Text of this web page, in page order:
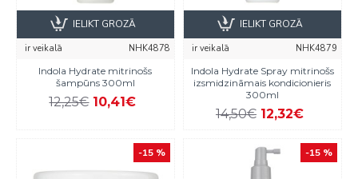
ir veikalā
NHK4878
Indola Hydrate mitrinošs
šampūns 300ml
12,25€ 10,41€
IELIKT GROZĀ
ir veikalā
NHK4879
Indola Hydrate Spray mitrinošs
izsmidzināmais kondicionieris
300ml
14,50€ 12,32€
IELIKT GROZĀ
-15 % -15 %